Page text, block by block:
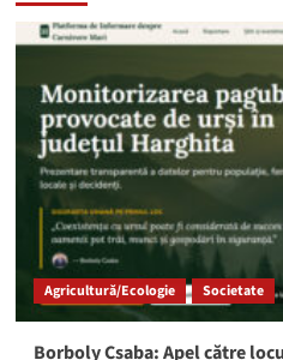
Agricultură/Ecologie Societate
Borboly Csaba: Apel către